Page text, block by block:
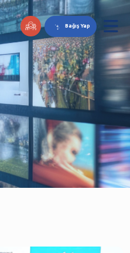
Bağış Yap